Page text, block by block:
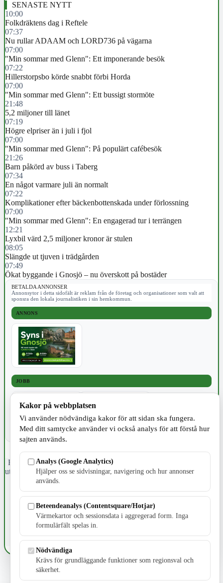
SENASTE NYTT
10:00
Folkdräktens dag i Reftele
07:37
Nu rullar ADAAM och LORD736 på vägarna
07:00
"Min sommar med Glenn": Ett imponerande besök
07:22
Hillerstorpsbo körde snabbt förbi Horda
07:00
"Min sommar med Glenn": Ett bussigt stormöte
21:48
5,2 miljoner till länet
07:19
Högre elpriser än i juli i fjol
07:00
"Min sommar med Glenn": På populärt cafébesök
21:26
Barn påkörd av buss i Taberg
07:34
En något varmare juli än normalt
07:22
Komplikationer efter bäckenbottenskada under förlossning
07:00
"Min sommar med Glenn": En engagerad tur i terrängen
12:21
Lyxbil värd 2,5 miljoner kronor är stulen
08:05
Slängde ut tjuven i trädgården
07:49
Ökat byggande i Gnosjö – nu överskott på bostäder
BETALDA ANNONSER
Annonsytor i detta sidofält är reklam från de företag och organisationer som valt att
sponsra den lokala journalistiken i sin hemkommun.
ANNONS
JOBB
Fristående webbtidningsföretag grundat 1991 som sedan 2002 ger
ut tidningen Skillingaryd.nu och 2010 lanserades Värnamo.nu. Från
april 2026 omfattar Skillingaryd.nu tre kommuner: Gnosjö,
Värnamo och Vaggeryds kommun.
Kontakta oss
E-post: redaktionen@skillingaryd.nu
Postadress: Gisslaköp 1, 568 92 Skillingaryd
Kakinställningar
Kakor på webbplatsen
Vi använder nödvändiga kakor för att sidan ska fungera.
Med ditt samtycke använder vi också analys för att förstå hur
sajten används.
Analys (Google Analytics)
Hjälper oss se sidvisningar, navigering och hur annonser
används.
Beteendeanalys (Contentsquare/Hotjar)
Värmekartor och sessionsdata i aggregerad form. Inga
formulärfält spelas in.
Nödvändiga
Krävs för grundläggande funktioner som regionsval och
säkerhet.